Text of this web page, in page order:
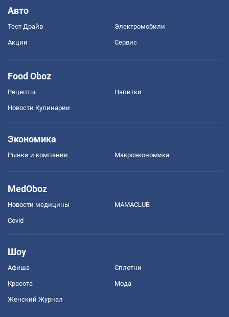
Авто
Тест Драйв Электромобили
Акции Сервис
Food Oboz
Рецепты Напитки
Новости Кулинарии
Экономика
Рынки и компании Mакроэкономика
MedOboz
Новости медицины MAMACLUB
Covid
Шоу
Афиша Сплетни
Красота Мода
Женский Журнал